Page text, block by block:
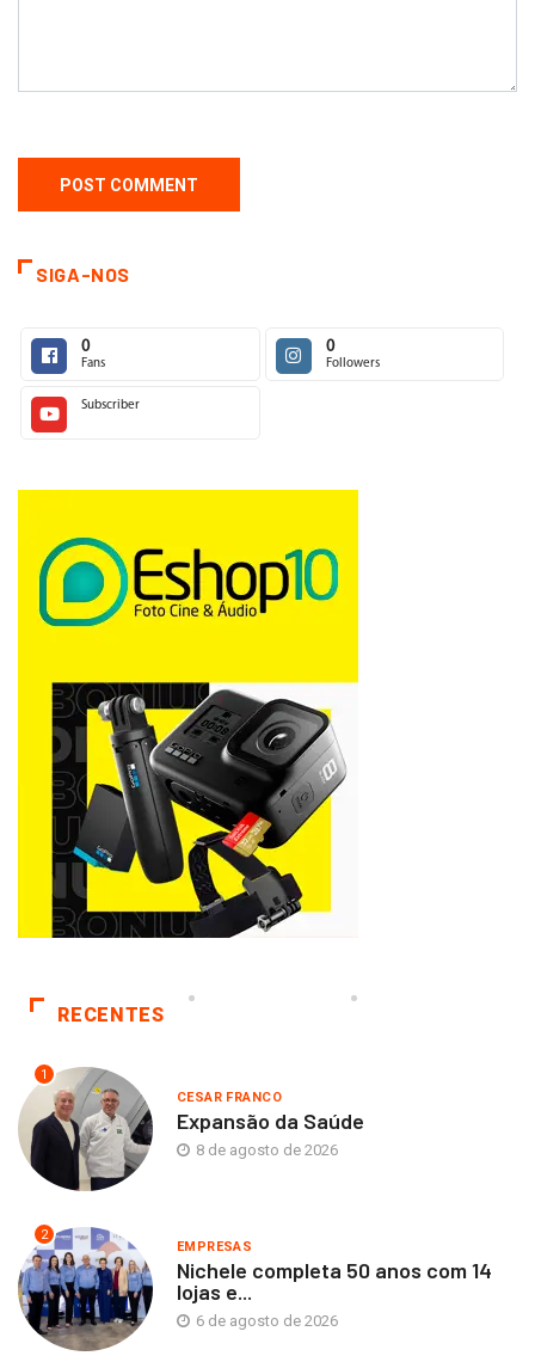
SIGA-NOS
0
Fans
0
Followers
Subscriber
RECENTES
1
CESAR FRANCO
Expansão da Saúde
8 de agosto de 2026
2
EMPRESAS
Nichele completa 50 anos com 14
lojas e...
6 de agosto de 2026